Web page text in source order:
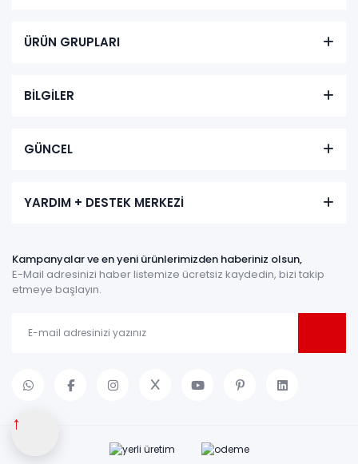
↑
ÜRÜN GRUPLARI
BİLGİLER
GÜNCEL
YARDIM + DESTEK MERKEZİ
Kampanyalar ve en yeni ürünlerimizden haberiniz olsun,
E-Mail adresinizi haber listemize ücretsiz kaydedin, bizi takip
etmeye başlayın.